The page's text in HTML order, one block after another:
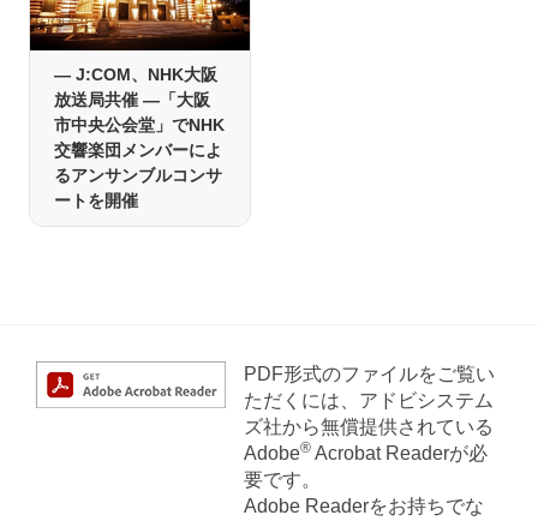
― J:COM、NHK大阪
放送局共催 ―「大阪
市中央公会堂」でNHK
交響楽団メンバーによ
るアンサンブルコンサ
ートを開催
PDF形式のファイルをご覧い
ただくには、アドビシステム
ズ社から無償提供されている
Adobe®Acrobat Readerが必
要です。
Adobe Readerをお持ちでな